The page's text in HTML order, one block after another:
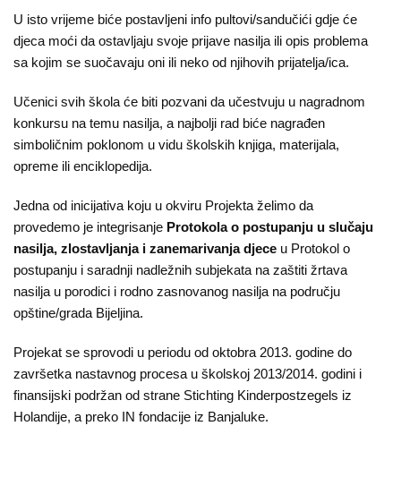
U isto vrijeme biće postavljeni info pultovi/sandučići gdje će
djeca moći da ostavljaju svoje prijave nasilja ili opis problema
sa kojim se suočavaju oni ili neko od njihovih prijatelja/ica.
Učenici svih škola će biti pozvani da učestvuju u nagradnom
konkursu na temu nasilja, a najbolji rad biće nagrađen
simboličnim poklonom u vidu školskih knjiga, materijala,
opreme ili enciklopedija.
Jedna od inicijativa koju u okviru Projekta želimo da
provedemo je integrisanje Protokola o postupanju u slučaju
nasilja, zlostavljanja i zanemarivanja djece u Protokol o
postupanju i saradnji nadležnih subjekata na zaštiti žrtava
nasilja u porodici i rodno zasnovanog nasilja na području
opštine/grada Bijeljina.
Projekat se sprovodi u periodu od oktobra 2013. godine do
završetka nastavnog procesa u školskoj 2013/2014. godini i
finansijski podržan od strane Stichting Kinderpostzegels iz
Holandije, a preko IN fondacije iz Banjaluke.